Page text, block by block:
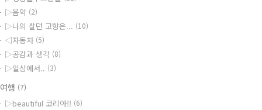
▷음악 (2)
▷나의 살던 고향은... (10)
◁자동차 (5)
▷공감과 생각 (8)
▷일상에서.. (3)
행 (7)
▷beautiful 코리아!! (6)